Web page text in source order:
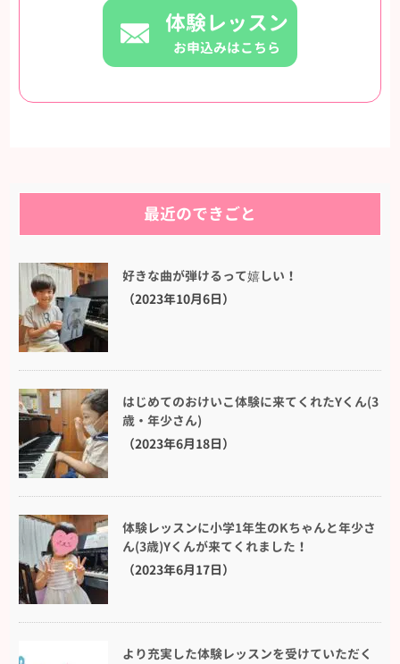
体験レッスン
お申込みはこちら
最近のできごと
好きな曲が弾けるって嬉しい！
（2023年10月6日）
はじめてのおけいこ体験に来てくれたYくん(3
歳・年少さん)
（2023年6月18日）
体験レッスンに小学1年生のKちゃんと年少さ
ん(3歳)Yくんが来てくれました！
（2023年6月17日）
より充実した体験レッスンを受けていただく